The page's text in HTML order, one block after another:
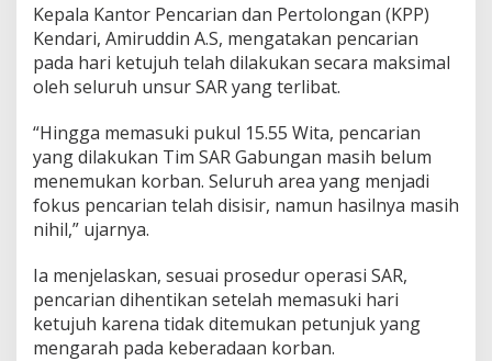
a
n
i
l
n
g
i
P
a
r
a
n
Kepala Kantor Pencarian dan Pertolongan (KPP)
Kendari, Amiruddin A.S, mengatakan pencarian
pada hari ketujuh telah dilakukan secara maksimal
oleh seluruh unsur SAR yang terlibat.
“Hingga memasuki pukul 15.55 Wita, pencarian
yang dilakukan Tim SAR Gabungan masih belum
menemukan korban. Seluruh area yang menjadi
fokus pencarian telah disisir, namun hasilnya masih
nihil,” ujarnya.
Ia menjelaskan, sesuai prosedur operasi SAR,
pencarian dihentikan setelah memasuki hari
ketujuh karena tidak ditemukan petunjuk yang
mengarah pada keberadaan korban.